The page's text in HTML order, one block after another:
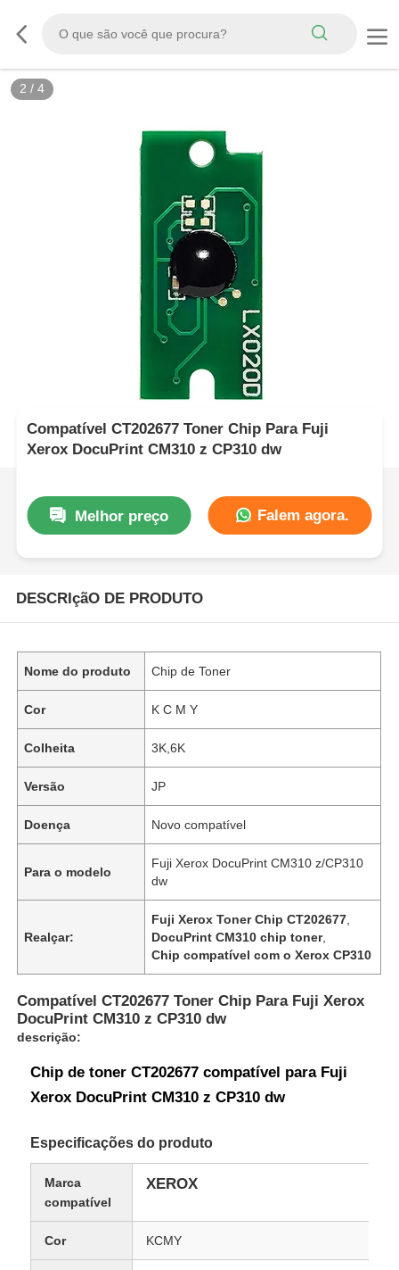
2 / 4
Compatível CT202677 Toner Chip Para Fuji
Xerox DocuPrint CM310 z CP310 dw
Melhor preço Falem agora.
DESCRIçãO DE PRODUTO
Nome do produto Chip de Toner
Cor K C M Y
Colheita 3K,6K
Versão JP
Doença Novo compatível
Para o modelo
Fuji Xerox DocuPrint CM310 z/CP310
dw
Realçar:
Fuji Xerox Toner Chip CT202677
DocuPrint CM310 chip toner,
Chip compatível com o Xerox CP310
Compatível CT202677 Toner Chip Para Fuji Xerox
DocuPrint CM310 z CP310 dw
descrição:
Chip de toner CT202677 compatível para Fuji
Xerox DocuPrint CM310 z CP310 dw
Especificações do produto
Marca
compatível
XEROX
Cor KCMY